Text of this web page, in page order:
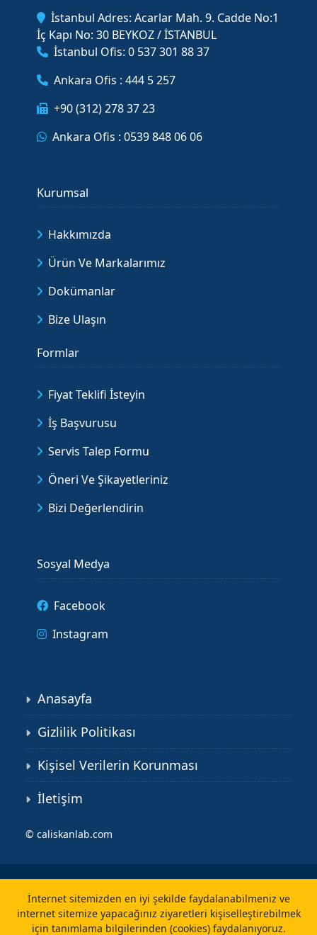
İstanbul Adres: Acarlar Mah. 9. Cadde No:1
İç Kapı No: 30 BEYKOZ / İSTANBUL
İstanbul Ofis: 0 537 301 88 37
Ankara Ofis : 444 5 257
+90 (312) 278 37 23
Ankara Ofis : 0539 848 06 06
Kurumsal
Hakkımızda
Ürün Ve Markalarımız
Dokümanlar
Bize Ulaşın
Formlar
Fiyat Teklifi İsteyin
İş Başvurusu
Servis Talep Formu
Öneri Ve Şikayetleriniz
Bizi Değerlendirin
Sosyal Medya
Facebook
Instagram
Anasayfa
Gizlilik Politikası
Kişisel Verilerin Korunması
İletişim
© caliskanlab.com
İnternet sitemizden en iyi şekilde faydalanabilmeniz ve
internet sitemize yapacağınız ziyaretleri kişiselleştirebilmek
için tanımlama bilgilerinden (cookies) faydalanıyoruz.